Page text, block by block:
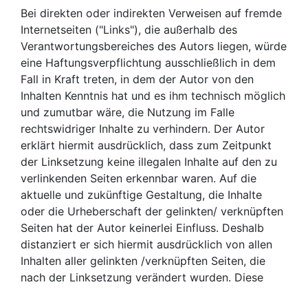
Bei direkten oder indirekten Verweisen auf fremde
Internetseiten ("Links"), die außerhalb des
Verantwortungsbereiches des Autors liegen, würde
eine Haftungsverpflichtung ausschließlich in dem
Fall in Kraft treten, in dem der Autor von den
Inhalten Kenntnis hat und es ihm technisch möglich
und zumutbar wäre, die Nutzung im Falle
rechtswidriger Inhalte zu verhindern. Der Autor
erklärt hiermit ausdrücklich, dass zum Zeitpunkt
der Linksetzung keine illegalen Inhalte auf den zu
verlinkenden Seiten erkennbar waren. Auf die
aktuelle und zukünftige Gestaltung, die Inhalte
oder die Urheberschaft der gelinkten/ verknüpften
Seiten hat der Autor keinerlei Einfluss. Deshalb
distanziert er sich hiermit ausdrücklich von allen
Inhalten aller gelinkten /verknüpften Seiten, die
nach der Linksetzung verändert wurden. Diese